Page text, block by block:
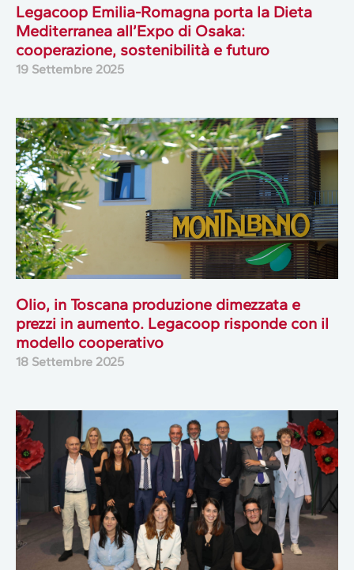
Legacoop Emilia-Romagna porta la Dieta
Mediterranea all’Expo di Osaka:
cooperazione, sostenibilità e futuro
19 Settembre 2025
Olio, in Toscana produzione dimezzata e
prezzi in aumento. Legacoop risponde con il
modello cooperativo
18 Settembre 2025